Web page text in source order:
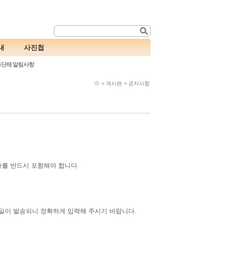
사진첩
단체 알림사항
> 게시판 > 공지사항
반드시 포함해야 합니다.
이 발송되니 정확하게 입력해 주시기 바랍니다.